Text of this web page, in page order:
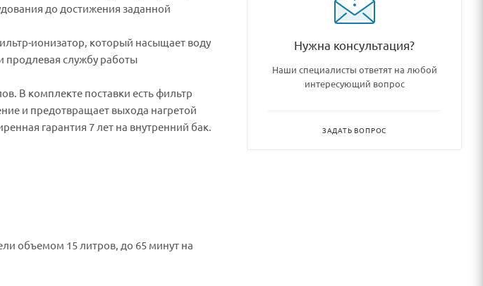
до достижения заданной
ионизатор, который насыщает воду
службу работы
В комплекте поставки есть фильтр
и предотвращает выхода нагретой
гарантия 7 лет на внутренний бак.
объемом 15 литров, до 65 минут на
Нужна консультация?
Наши специалисты ответят на любой
интересующий вопрос
ЗАДАТЬ ВОПРОС